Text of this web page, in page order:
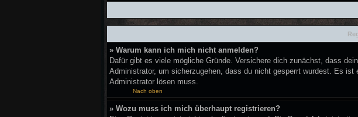
» Warum kann ich mich nicht anmelden?
Dafür gibt es viele mögliche Gründe. Versichere dich zunächst, dass
Administrator, um sicherzugehen, dass du nicht gesperrt wurdest. Es
Administrator lösen muss.
Nach oben
» Wozu muss ich mich überhaupt registrieren?